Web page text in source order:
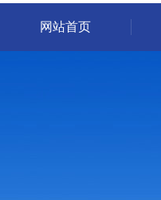
网站首页